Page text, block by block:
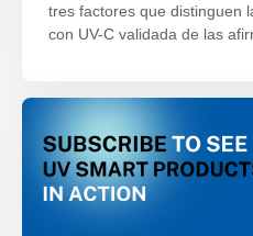
tres factores que distinguen
con UV-C validada de las